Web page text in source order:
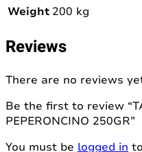
Weight 200 kg
Reviews
There are no reviews
Be the first to review
PEPERONCINO 250GR”
You must be logged in